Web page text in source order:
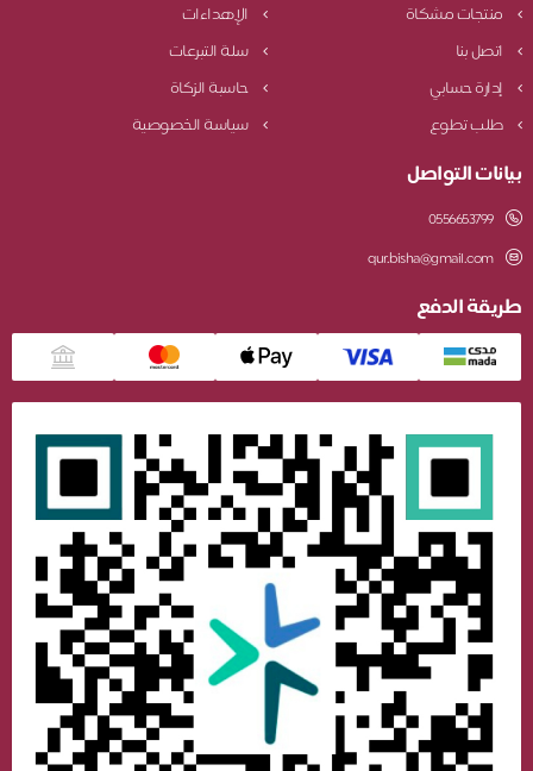
منتجات مشكاة
الإهداءات
اتصل بنا
سلة التبرعات
إدارة حسابي
حاسبة الزكاة
طلب تطوع
سياسة الخصوصية
بيانات التواصل
0556653799
qur.bisha@gmail.com
طريقة الدفع